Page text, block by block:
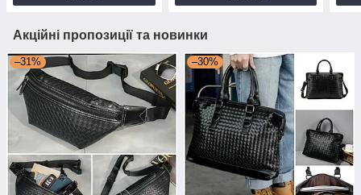
Акційні пропозиції та новинки
–31% –30%